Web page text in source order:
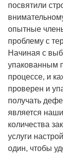
посвятили
опытные
проблему с
Начиная с
упакованным
процессе, и
проверен и
получать
является
количества
услуги
один, чтобы